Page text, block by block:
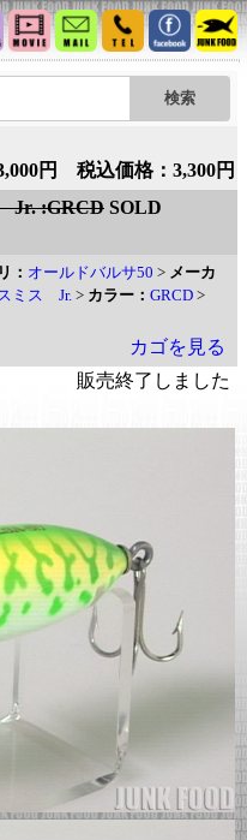
円 税込価格：3,300円
Jr. :GRCD SOLD
： オールドバルサ50 > メーカ
ミス Jr. > カラー： GRCD >
カゴを見る
販売終了しました